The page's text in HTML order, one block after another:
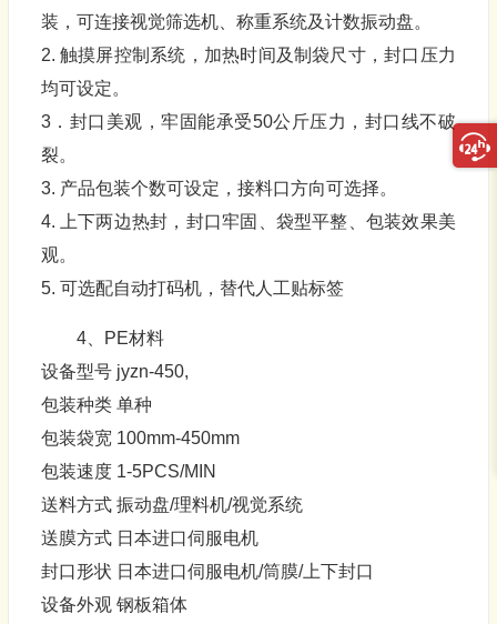
装，可连接视觉筛选机、称重系统及计数振动盘。
2. 触摸屏控制系统，加热时间及制袋尺寸，封口压力
均可设定。
3．封口美观，牢固能承受50公斤压力，封口线不破
裂。
3. 产品包装个数可设定，接料口方向可选择。
4. 上下两边热封，封口牢固、袋型平整、包装效果美
观。
5. 可选配自动打码机，替代人工贴标签
4、PE材料
设备型号 jyzn-450,
包装种类 单种
包装袋宽 100mm-450mm
包装速度 1-5PCS/MIN
送料方式 振动盘/理料机/视觉系统
送膜方式 日本进口伺服电机
封口形状 日本进口伺服电机/筒膜/上下封口
设备外观 钢板箱体